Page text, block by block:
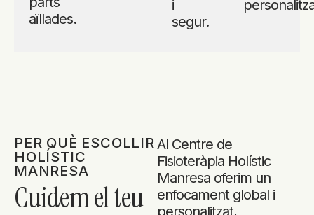
aïllades.
i
segur.
PER QUÈ ESCOLLIR
HOLÍSTIC
MANRESA
Cuidem el teu
Al Centre de
Fisioteràpia Holístic
Manresa oferim un
enfocament global i